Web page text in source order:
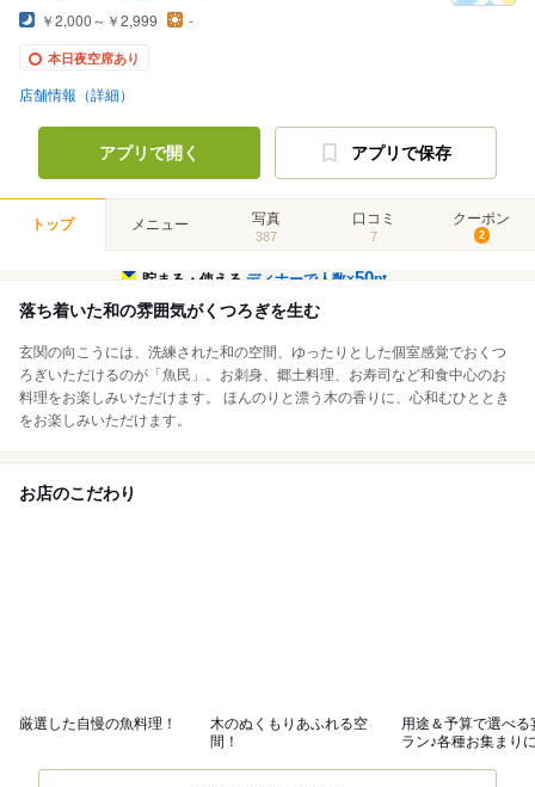
￥2,000～￥2,999 -
本日夜空席あり
店舗情報（詳細）
アプリで開く アプリで保存
トップ メニュー 写真
387
口コミ
7
クーポン
2
貯まる・使えるディナーで人数×50pt
落ち着いた和の雰囲気がくつろぎを生む
玄関の向こうには、洗練された和の空間、ゆったりとした個室感覚でおくつ
ろぎいただけるのが「魚民」。お刺身、郷土料理、お寿司など和食中心のお
料理をお楽しみいただけます。 ほんのりと漂う木の香りに、心和むひととき
をお楽しみいただけます。
お店のこだわり
厳選した自慢の魚料理！
木のぬくもりあふれる空
間！
用途＆予算で選べる
ラン♪各種お集まり